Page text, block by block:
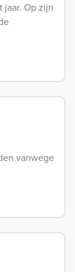
Op zijn
vanwege